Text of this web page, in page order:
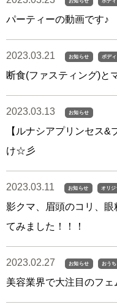
パーティーの動画です♪
2023.03.21 お知らせ ボデ
断食(ファスティング)と
2023.03.13 お知らせ
【ルナシアプリンセス
け☆彡
2023.03.11 お知らせ オリ
影クマ、眉頭のコリ、
てみました！！！
2023.02.27 お知らせ おう
美容業界で大注目のフェ